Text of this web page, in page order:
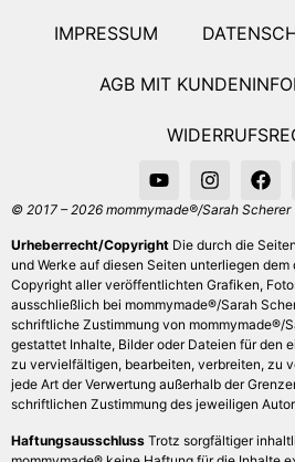
IMPRESSUM
AGB MIT
© 2017 – 2026 mommymade®/Sarah Scherer
Urheberrecht/Copyright Die durch die
und Werke auf diesen Seiten unterliegen
Copyright aller veröffentlichten Grafiken,
ausschließlich bei mommymade®/Sarah
schriftliche Zustimmung von mommymade®/
gestattet Inhalte, Bilder oder Dateien für den
zu vervielfältigen, bearbeiten, verbreiten, zu
jede Art der Verwertung außerhalb der
schriftlichen Zustimmung des jeweiligen
Haftungsausschluss Trotz sorgfältiger